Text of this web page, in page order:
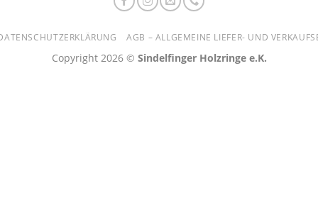
AGB – ALLGEMEINE LIEFER- UND
Copyright 2026 © Sindelfinger Holzringe e.K.